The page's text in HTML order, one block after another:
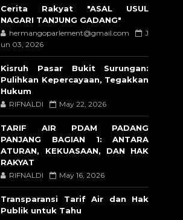
Cerita Rakyat "ASAL USUL
NAGARI TANJUNG GADANG"
hermangoparlement@gmail.com
J
un 03, 2026
Kisruh Pasar Bukit Surungan:
Pulihkan Kepercayaan, Tegakkan
Hukum
RIFNALDI May 22, 2026
TARIF AIR PDAM PADANG
PANJANG BAGIAN 1: ANTARA
ATURAN, KEKUASAAN, DAN HAK
RAKYAT
RIFNALDI May 16, 2026
Transparansi Tarif Air dan Hak
Publik untuk Tahu